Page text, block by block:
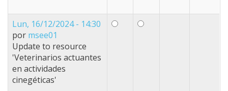
Lun, 16/12/2024 - 14:30
por msee01
Update to resource
'Veterinarios actuantes
en actividades
cinegéticas'